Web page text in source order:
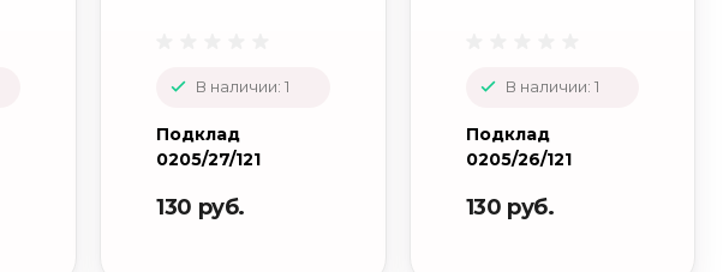
В наличии: 1
Подклад
0205/27/121
130 руб.
В наличии: 1
Подклад
0205/26/121
130 руб.